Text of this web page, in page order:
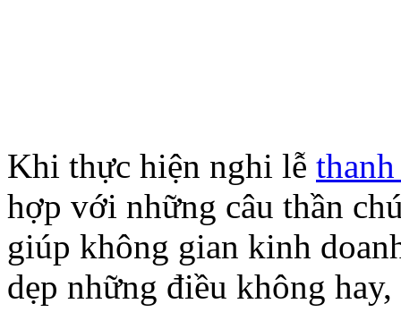
Khi thực hiện nghi lễ
hợp với những câu thần
giúp không gian kinh
dẹp những điều không